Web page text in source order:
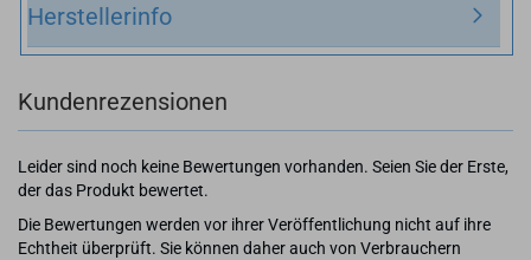
Herstellerinfo
Kundenrezensionen
Leider sind noch keine Bewertungen vorhanden. Seien Sie der Erste,
der das Produkt bewertet.
Die Bewertungen werden vor ihrer Veröffentlichung nicht auf ihre
Echtheit überprüft. Sie können daher auch von Verbrauchern